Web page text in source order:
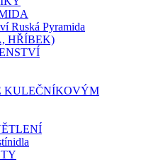
Ruská Pyramida
HŘÍBEK)
KULEČNÍKOVÝM